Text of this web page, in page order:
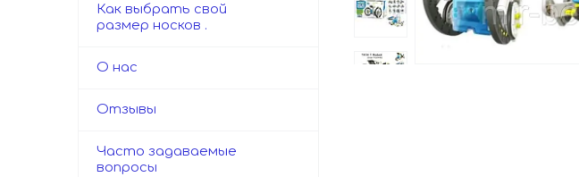
Как выбрать свой
размер носков .
О нас
Отзывы
Часто задаваемые
вопросы